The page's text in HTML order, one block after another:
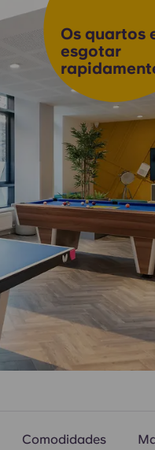
uma nova
estimula a
para os alunos.
Os quartos
esgotar
Comodidades